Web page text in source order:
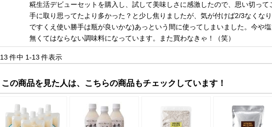
糀生活デビューセットを購入し、試して美味しさに感激したので、思い切っ
手に取り思ってたより多かった？と少し焦りましたが、気が付けば2/3なくな
ですくえ使い勝手は瓶が良いかな)あっという間に使ってしまいました。今や
無くてはならない調味料になっています。また買わなきゃ！（笑）
13 件中 1-13 件表示
この商品を見た人は、こちらの商品もチェックしています！